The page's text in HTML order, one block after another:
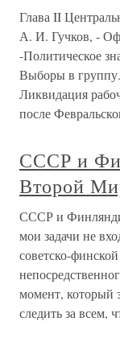
Глава II
А. И. Гучков, -
-Политическое
Выборы в
Ликвидация
после
СССР и
Второй
СССР и
мои задачи не
советско-
момент, который
следить за всем,